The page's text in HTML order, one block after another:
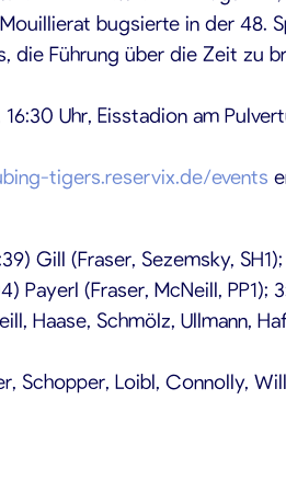
bugsierte in der 48.
die Führung über die Zeit zu
Uhr, Eisstadion am
tigers.reservix.de/events
Gill (Fraser, Sezemsky,
Payerl (Fraser, McNeill, PP1);
Haase, Schmölz, Ullmann,
Schopper, Loibl, Connolly,